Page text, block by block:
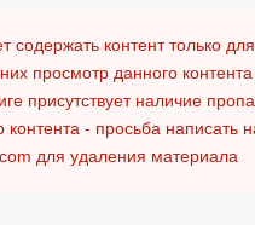
содержать контент только
просмотр данного контента
присутствует наличие
контента - просьба написать
для удаления материала